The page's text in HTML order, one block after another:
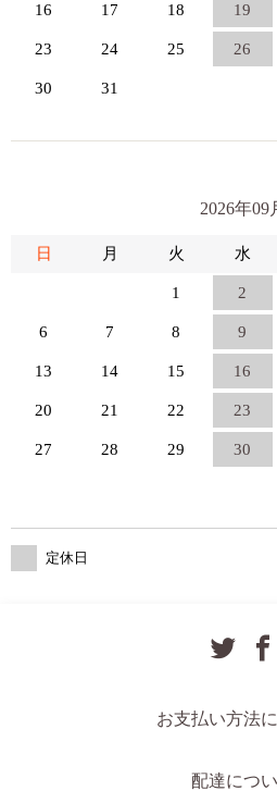
16 17 18 19
23 24 25 26
30 31
2026年09
日 月 火 水
1 2
6 7 8 9
13 14 15 16
20 21 22 23
27 28 29 30
定休日
お支払い方法
配達につ